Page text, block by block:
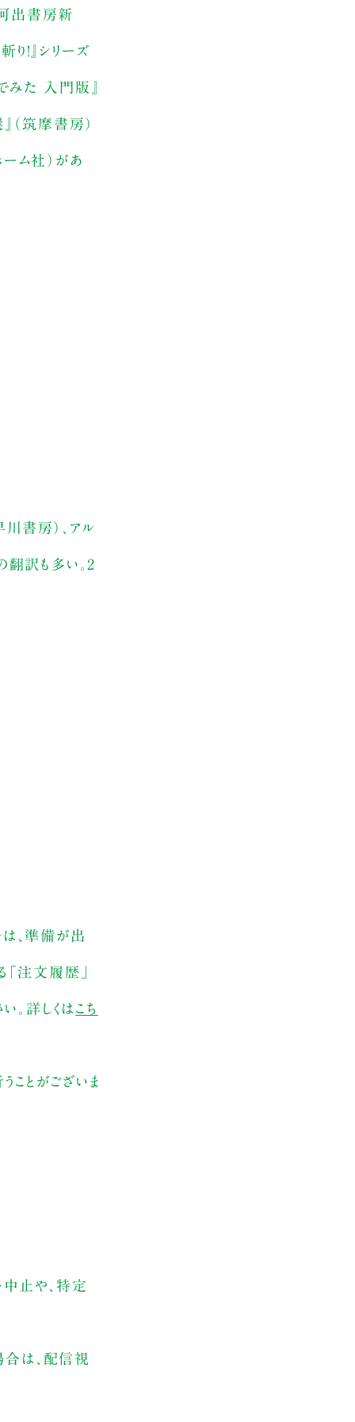
河出書房新
！』シリーズ
みた 入門版』
（筑摩書房）
ーム社）があ
書房）、アル
翻訳も多い。2
、準備が出
注文履歴」
。詳しくは こち
ことがございま
中止や、特定
合は、配信視